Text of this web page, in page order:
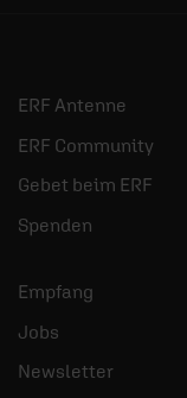
ERF Antenne
ERF Community
Gebet beim ERF
Spenden
Empfang
Jobs
Newsletter